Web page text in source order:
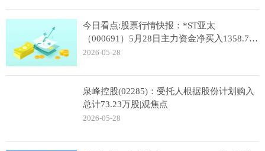
今日看点:股票行情快报：*ST亚太
（000691）5月28日主力资金净买入1358.71
万元
2026-05-28
泉峰控股(02285)：受托人根据股份计划购入
总计73.23万股|观焦点
2026-05-28